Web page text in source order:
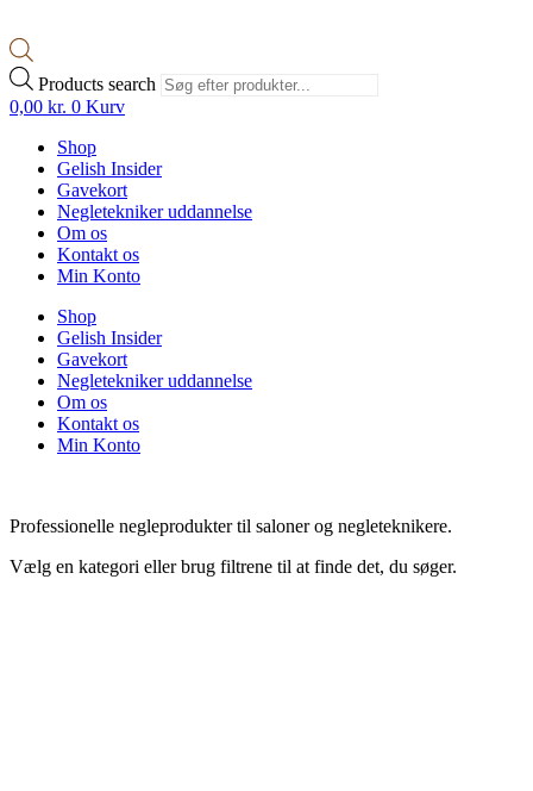
Products search
0,00 kr. 0 Kurv
Shop
Gelish Insider
Gavekort
Negletekniker uddannelse
Om os
Kontakt os
Min Konto
Shop
Gelish Insider
Gavekort
Negletekniker uddannelse
Om os
Kontakt os
Min Konto
Professionelle negleprodukter til saloner og negleteknikere.
Vælg en kategori eller brug filtrene til at finde det, du søger.